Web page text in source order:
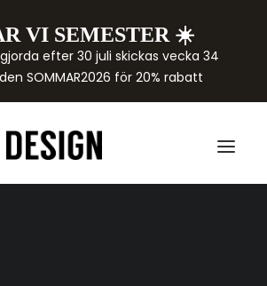
VI SEMESTER ☀️
efter 30 juli skickas vecka 34
SOMMAR2026 för 20% rabatt